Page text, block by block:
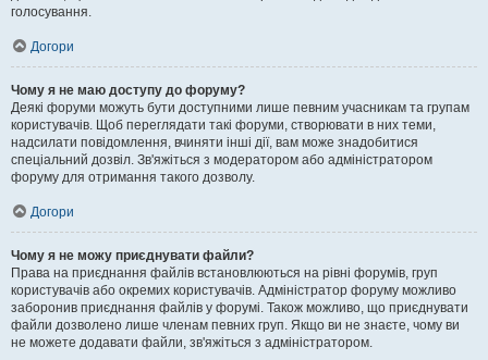
голосування.
Догори
Чому я не маю доступу до форуму?
Деякі форуми можуть бути доступними лише певним учасникам та групам
користувачів. Щоб переглядати такі форуми, створювати в них теми,
надсилати повідомлення, вчиняти інші дії, вам може знадобитися
спеціальний дозвіл. Зв'яжіться з модератором або адміністратором
форуму для отримання такого дозволу.
Догори
Чому я не можу приєднувати файли?
Права на приєднання файлів встановлюються на рівні форумів, груп
користувачів або окремих користувачів. Адміністратор форуму можливо
заборонив приєднання файлів у форумі. Також можливо, що приєднувати
файли дозволено лише членам певних груп. Якщо ви не знаєте, чому ви
не можете додавати файли, зв'яжіться з адміністратором.